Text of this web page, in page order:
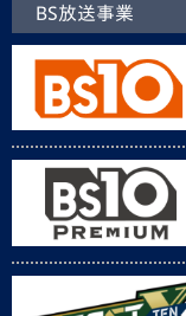
BS放送事業